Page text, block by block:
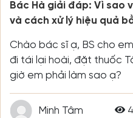
Bác Hà giải đáp: Vì sao
và cách xử lý hiệu quả
Chào bác sĩ ạ, BS cho
đi tái lại hoài, đặt thuốc
giờ em phải làm sao ạ?
Minh Tâm